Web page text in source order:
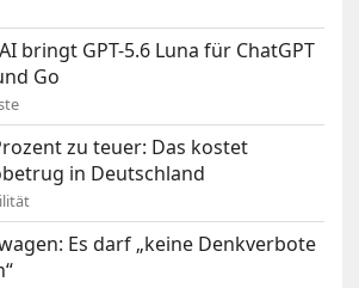
bringt GPT-5.6 Luna für ChatGPT
Go
zu teuer: Das kostet
in Deutschland
Es darf „keine Denkverbote